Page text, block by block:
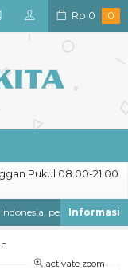
Rp 0 0
Pukul 08.00-21.00
pengiriman ke
activate zoom